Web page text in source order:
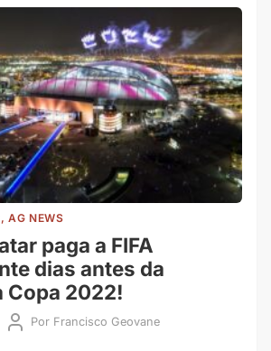
AG NEWS
paga a FIFA
dias antes da
Copa 2022!
Por Francisco Geovane